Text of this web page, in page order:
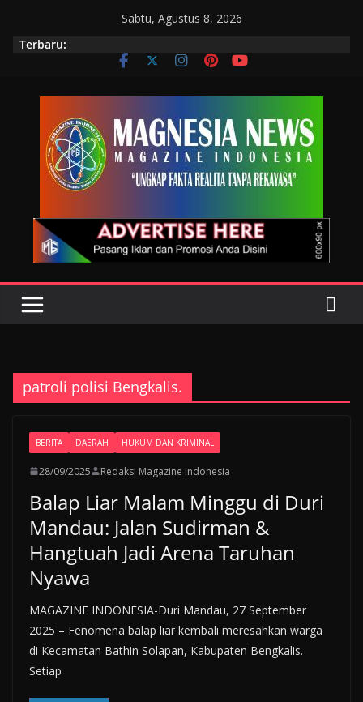
Sabtu, Agustus 8, 2026
Terbaru:
patroli polisi Bengkalis.
BERITA DAERAH HUKUM DAN KRIMINAL
28/09/2025 Redaksi Magazine Indonesia
Balap Liar Malam Minggu di Duri
Mandau: Jalan Sudirman &
Hangtuah Jadi Arena Taruhan
Nyawa
MAGAZINE INDONESIA-Duri Mandau, 27 September
2025 – Fenomena balap liar kembali meresahkan warga
di Kecamatan Bathin Solapan, Kabupaten Bengkalis.
Setiap